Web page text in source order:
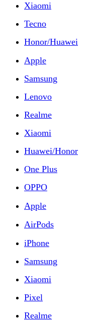
Xiaomi
Tecno
Honor/Huawei
Apple
Samsung
Lenovo
Realme
Xiaomi
Huawei/Honor
One Plus
OPPO
Apple
AirPods
iPhone
Samsung
Xiaomi
Pixel
Realme